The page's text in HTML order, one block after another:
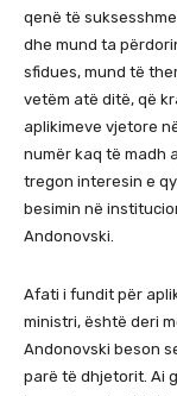
qenë të
dhe mund ta
sfidues, mund të
vetëm atë ditë, që
aplikimeve vjetore
numër kaq të madh
tregon interesin e
besimin në
Andonovski.
Afati i fundit për
ministri, është deri
Andonovski beson
parë të dhjetorit. Ai